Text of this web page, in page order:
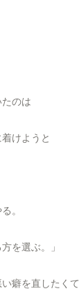
のは
けようと
。
を選ぶ。」
癖を直したくて